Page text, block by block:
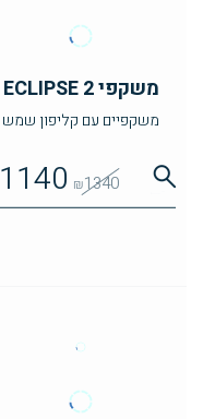
משקפי ECLIPSE 2
משקפיים עם קליפון שמש
₪1340
1140